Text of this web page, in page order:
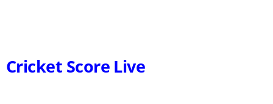
Cricket Score Live